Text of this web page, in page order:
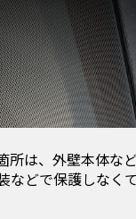
は、外壁本体な
などで保護しなく